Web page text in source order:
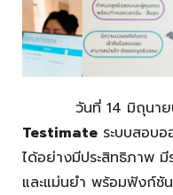
วันที่ 14 มิถุนายน
Testimate ระบบสอบ
ได้อย่างมีประสิทธิภาพ มี
และแม่นยำ พร้อมฟังก์ชั